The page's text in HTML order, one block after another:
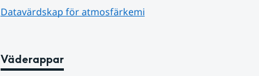
Datavärdskap för atmosfärkemi
Väderappar